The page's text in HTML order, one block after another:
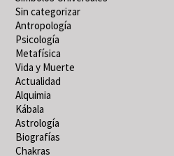
Sin categorizar
Antropología
Psicología
Metafísica
Vida y Muerte
Actualidad
Alquimia
Kábala
Astrología
Biografías
Chakras